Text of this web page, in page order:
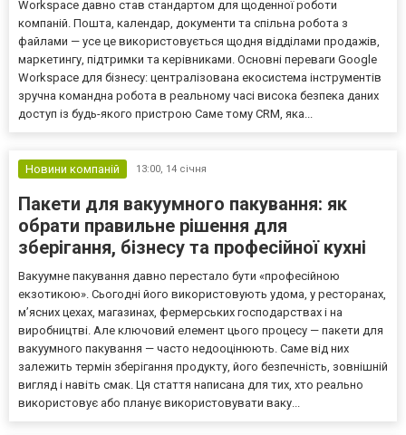
Workspace давно став стандартом для щоденної роботи
компаній. Пошта, календар, документи та спільна робота з
файлами — усе це використовується щодня відділами продажів,
маркетингу, підтримки та керівниками. Основні переваги Google
Workspace для бізнесу: централізована екосистема інструментів
зручна командна робота в реальному часі висока безпека даних
доступ із будь-якого пристрою Саме тому CRM, яка...
Новини компаній 13:00, 14 січня
Пакети для вакуумного пакування: як
обрати правильне рішення для
зберігання, бізнесу та професійної кухні
Вакуумне пакування давно перестало бути «професійною
екзотикою». Сьогодні його використовують удома, у ресторанах,
м’ясних цехах, магазинах, фермерських господарствах і на
виробництві. Але ключовий елемент цього процесу — пакети для
вакуумного пакування — часто недооцінюють. Саме від них
залежить термін зберігання продукту, його безпечність, зовнішній
вигляд і навіть смак. Ця стаття написана для тих, хто реально
використовує або планує використовувати ваку...